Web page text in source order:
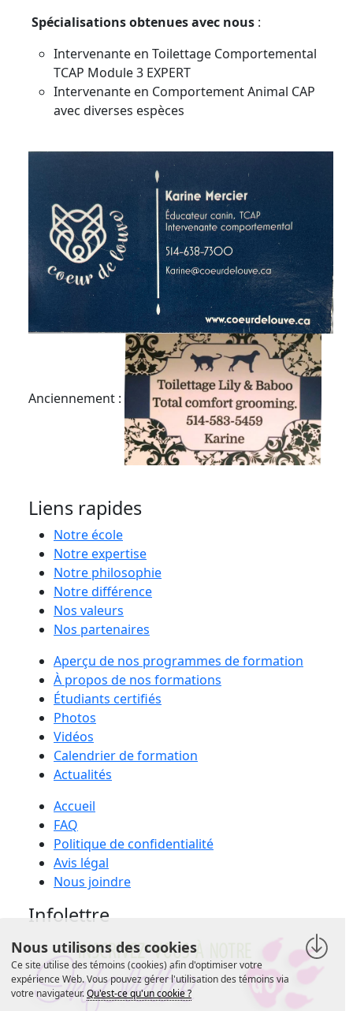
Spécialisations obtenues avec nous :
Intervenante en Toilettage Comportemental
TCAP Module 3 EXPERT
Intervenante en Comportement Animal CAP
avec diverses espèces
Anciennement :
Liens rapides
Notre école
Notre expertise
Notre philosophie
Notre différence
Nos valeurs
Nos partenaires
Aperçu de nos programmes de formation
À propos de nos formations
Étudiants certifiés
Photos
Vidéos
Calendrier de formation
Actualités
Accueil
FAQ
Politique de confidentialité
Avis légal
Nous joindre
Infolettre
Nous utilisons des cookies
Ce site utilise des témoins (cookies) afin d'optimiser votre
expérience Web. Vous pouvez gérer l'utilisation des témoins via
votre navigateur.Qu'est-ce qu'un cookie ?